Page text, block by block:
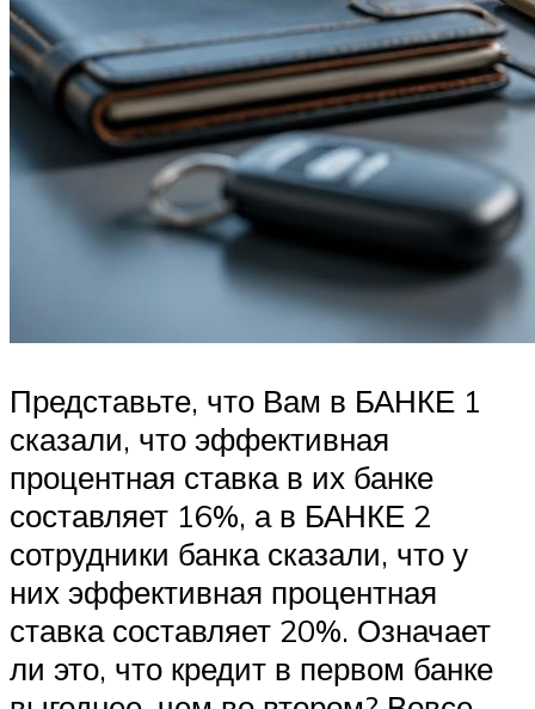
Представьте, что Вам в БАНКЕ 1
сказали, что эффективная
процентная ставка в их банке
составляет 16%, а в БАНКЕ 2
сотрудники банка сказали, что у
них эффективная процентная
ставка составляет 20%. Означает
ли это, что кредит в первом банке